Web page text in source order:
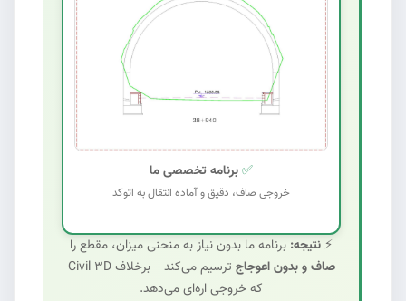
✅برنامه تخصصی ما
خروجی صاف، دقیق و آماده انتقال به اتوکد
⚡ نتیجه: برنامه ما بدون نیاز به منحنی میزان، مقطع را
صاف و بدون اعوجاج
ترسیم می‌کند – برخلاف Civil 3D
که خروجی اره‌ای می‌دهد.